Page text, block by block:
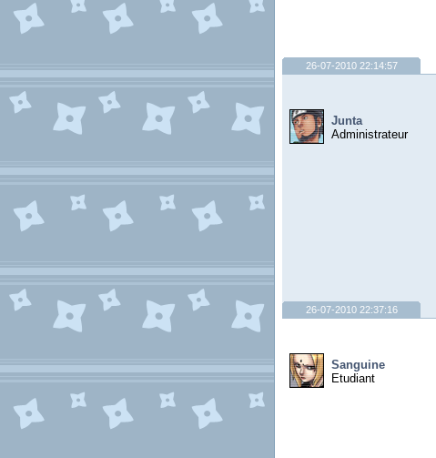
26-07-2010 22:14:57
Junta
Administrateur
26-07-2010 22:37:16
Sanguine
Etudiant